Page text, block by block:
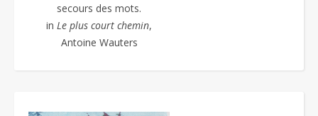
secours des mots.
in Le plus court chemin,
Antoine Wauters